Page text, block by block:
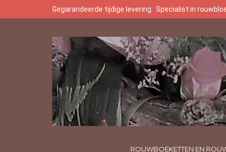
Gegarandeerde tijdige levering Specialist in
ROUWBOEKETTEN EN